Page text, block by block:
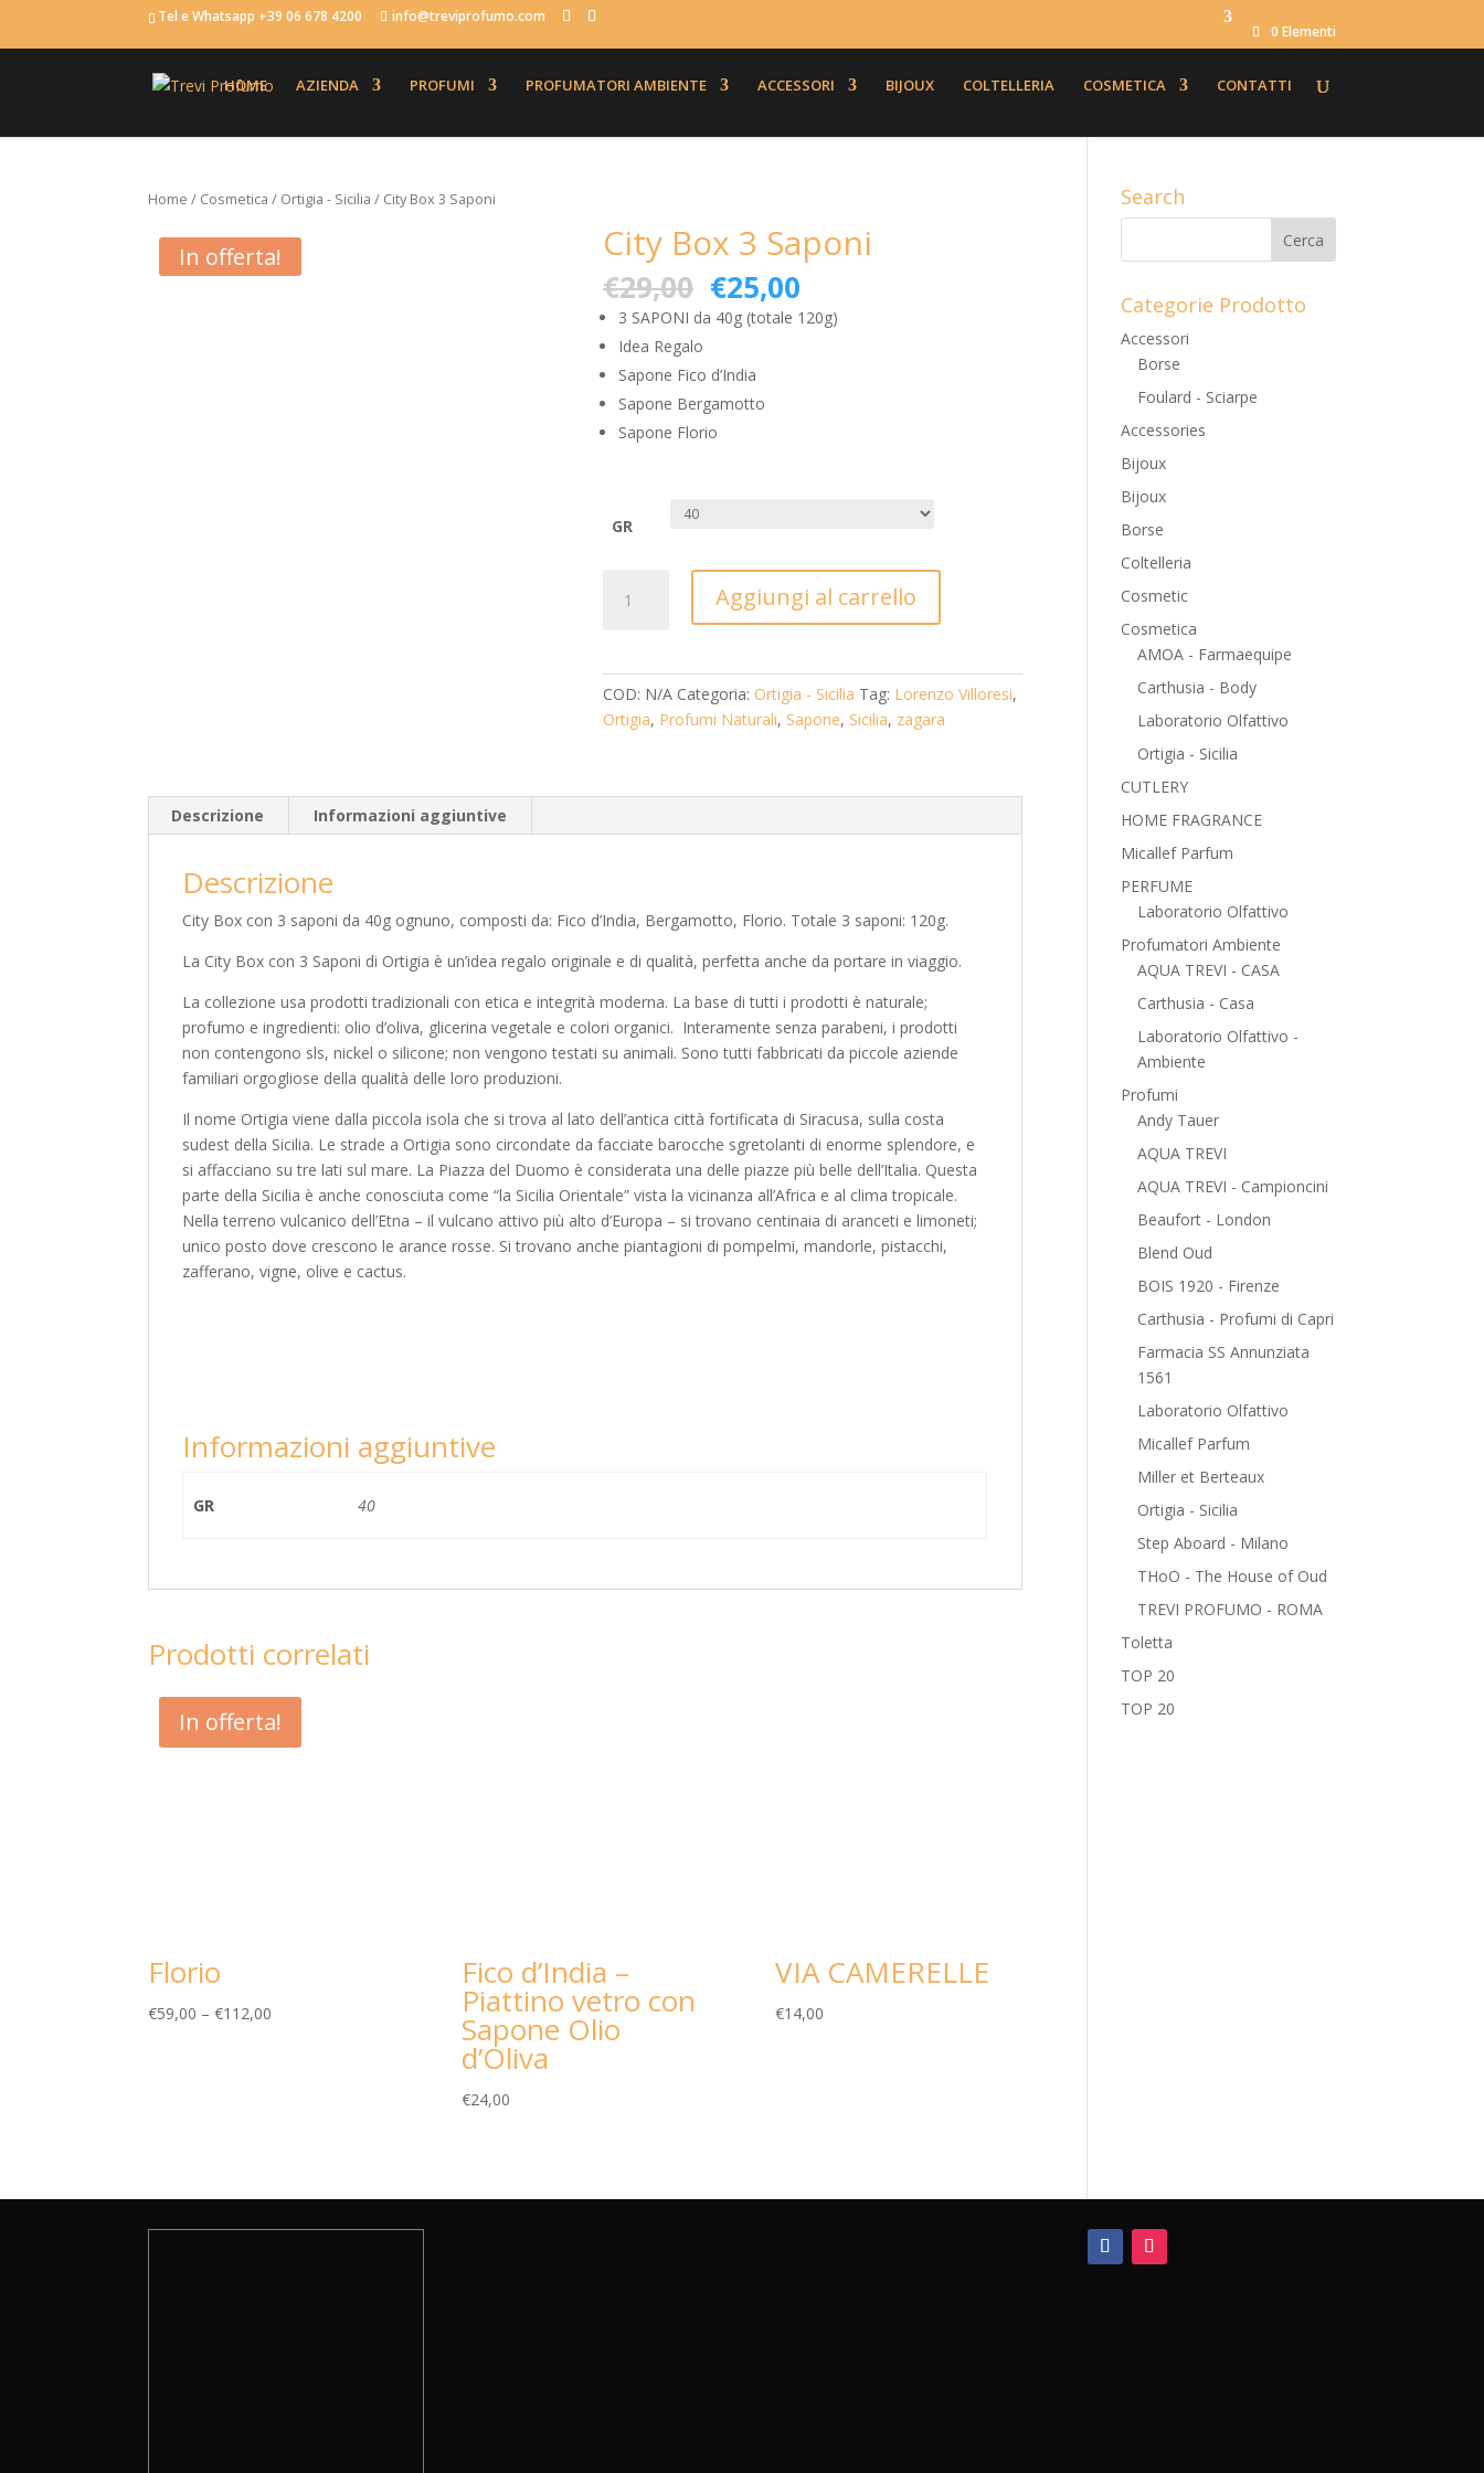
Tel e Whatsapp +39 06 678 4200
info@treviprofumo.com
0 Elementi
HOME AZIENDA PROFUMI PROFUMATORI AMBIENTE ACCESSORI BIJOUX COLTELLERIA COSMETICA CONTATTI
Home / Cosmetica / Ortigia - Sicilia / City Box 3 Saponi
In offerta! City Box 3 Saponi
€29,00 €25,00
3 SAPONI da 40g (totale 120g)
Idea Regalo
Sapone Fico d’India
Sapone Bergamotto
Sapone Florio
GR
Box
Aggiungi al carrello
COD: N/A Categoria: Ortigia - Sicilia Tag: Lorenzo Villoresi,
Ortigia, Profumi Naturali, Sapone, Sicilia, zagara
Descrizione Informazioni aggiuntive
Descrizione
City Box con 3 saponi da 40g ognuno, composti da: Fico d’India, Bergamotto, Florio. Totale 3 saponi: 120g.
La City Box con 3 Saponi di Ortigia è un’idea regalo originale e di qualità, perfetta anche da portare in viaggio.
La collezione usa prodotti tradizionali con etica e integrità moderna. La base di tutti i prodotti è naturale;
profumo e ingredienti: olio d’oliva, glicerina vegetale e colori organici. Interamente senza parabeni, i prodotti
non contengono sls, nickel o silicone; non vengono testati su animali. Sono tutti fabbricati da piccole aziende
familiari orgogliose della qualità delle loro produzioni.
Il nome Ortigia viene dalla piccola isola che si trova al lato dell’antica città fortificata di Siracusa, sulla costa
sudest della Sicilia. Le strade a Ortigia sono circondate da facciate barocche sgretolanti di enorme splendore, e
si affacciano su tre lati sul mare. La Piazza del Duomo è considerata una delle piazze più belle dell’Italia. Questa
parte della Sicilia è anche conosciuta come “la Sicilia Orientale” vista la vicinanza all’Africa e al clima tropicale.
Nella terreno vulcanico dell’Etna – il vulcano attivo più alto d’Europa – si trovano centinaia di aranceti e limoneti;
unico posto dove crescono le arance rosse. Si trovano anche piantagioni di pompelmi, mandorle, pistacchi,
zafferano, vigne, olive e cactus.
Informazioni aggiuntive
GR 40
Prodotti correlati
In offerta!
Florio
€59,00 –€112,00
Fico d’India –
Piattino vetro con
Sapone Olio
d’Oliva
€24,00
VIA CAMERELLE
€14,00
Search
Categorie Prodotto
Accessori
Borse
Foulard - Sciarpe
Accessories
Bijoux
Bijoux
Borse
Coltelleria
Cosmetic
Cosmetica
AMOA - Farmaequipe
Carthusia - Body
Laboratorio Olfattivo
Ortigia - Sicilia
CUTLERY
HOME FRAGRANCE
Micallef Parfum
PERFUME
Laboratorio Olfattivo
Profumatori Ambiente
AQUA TREVI - CASA
Carthusia - Casa
Laboratorio Olfattivo -
Ambiente
Profumi
Andy Tauer
AQUA TREVI
AQUA TREVI - Campioncini
Beaufort - London
Blend Oud
BOIS 1920 - Firenze
Carthusia - Profumi di Capri
Farmacia SS Annunziata
1561
Laboratorio Olfattivo
Micallef Parfum
Miller et Berteaux
Ortigia - Sicilia
Step Aboard - Milano
THoO - The House of Oud
TREVI PROFUMO - ROMA
Toletta
TOP 20
TOP 20